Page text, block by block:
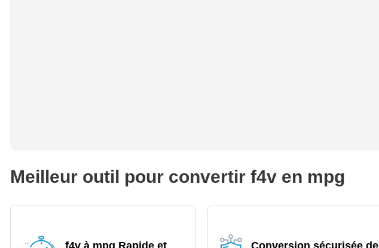
Meilleur outil pour convertir f4v en mpg
f4v à mpg Rapide et
Conversion sécurisée de